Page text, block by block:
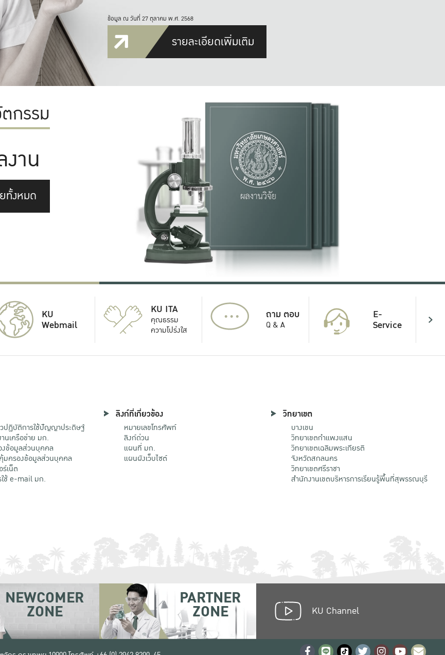
ข้อมูล ณ วันที่ 27 ตุลาคม พ.ศ. 2568
รายละเอียดเพิ่มเติม
กรรม
าน
ทั้งหมด
KU
Webmail
KU ITA
คุณธรรม
ความโปร่งใส
... ถาม ตอบ
Q & A
E-
Service
ปฏิบัติการใช้ปัญญาประดิษฐ์
นเครือข่าย มก.
ข้อมูลส่วนบุคคล
มครองข้อมูลส่วนบุคคล
ร์เน็ต
ช้ e-mail มก.
ลิงก์ที่เกี่ยวข้อง
หมายเลขโทรศัพท์
ลิงก์ด่วน
แผนที่ มก.
แผนผังเว็บไซต์
วิทยาเขต
บางเขน
วิทยาเขตกําแพงแสน
วิทยาเขตเฉลิมพระเกียรติ
จังหวัดสกลนคร
วิทยาเขตศรีราชา
สำนักงานเขตบริหารการเรียนรู้พื้นที่สุพรรณบุรี
NEWCOMER
ZONE
PARTNER
ZONE KU Channel